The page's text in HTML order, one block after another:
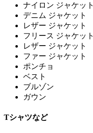
ナイロン ジャケット
デニム ジャケット
レザー ジャケット
フリース ジャケット
レザー ジャケット
ファー ジャケット
ポンチョ
ベスト
ブルゾン
ガウン
Tシャツなど